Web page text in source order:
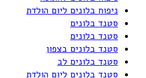
ניפוח בלונים ליום הולדת
סטנד בלונים
סטנד בלונים
סטנד בלונים בצפון
סטנד בלונים לב
סטנד בלונים ליום הולדת